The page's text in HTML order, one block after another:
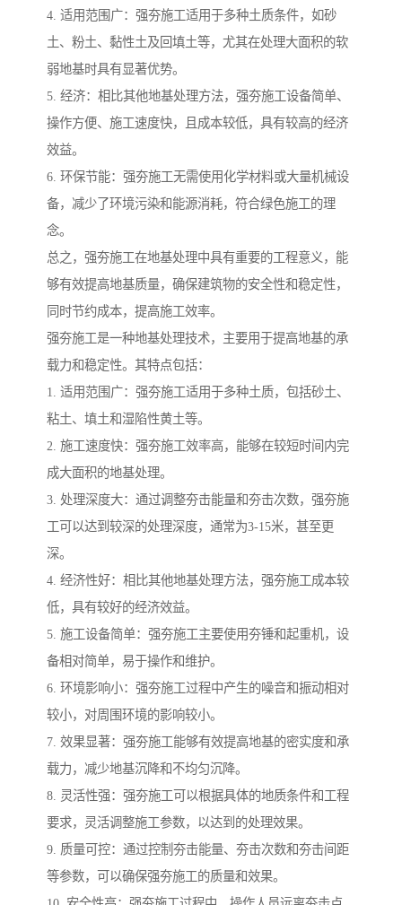
4. 适用范围广：强夯施工适用于多种土质条件，如砂
土、粉土、黏性土及回填土等，尤其在处理大面积的软
弱地基时具有显著优势。
5. 经济：相比其他地基处理方法，强夯施工设备简单、
操作方便、施工速度快，且成本较低，具有较高的经济
效益。
6. 环保节能：强夯施工无需使用化学材料或大量机械设
备，减少了环境污染和能源消耗，符合绿色施工的理
念。
总之，强夯施工在地基处理中具有重要的工程意义，能
够有效提高地基质量，确保建筑物的安全性和稳定性，
同时节约成本，提高施工效率。
强夯施工是一种地基处理技术，主要用于提高地基的承
载力和稳定性。其特点包括：
1. 适用范围广：强夯施工适用于多种土质，包括砂土、
粘土、填土和湿陷性黄土等。
2. 施工速度快：强夯施工效率高，能够在较短时间内完
成大面积的地基处理。
3. 处理深度大：通过调整夯击能量和夯击次数，强夯施
工可以达到较深的处理深度，通常为3-15米，甚至更
深。
4. 经济性好：相比其他地基处理方法，强夯施工成本较
低，具有较好的经济效益。
5. 施工设备简单：强夯施工主要使用夯锤和起重机，设
备相对简单，易于操作和维护。
6. 环境影响小：强夯施工过程中产生的噪音和振动相对
较小，对周围环境的影响较小。
7. 效果显著：强夯施工能够有效提高地基的密实度和承
载力，减少地基沉降和不均匀沉降。
8. 灵活性强：强夯施工可以根据具体的地质条件和工程
要求，灵活调整施工参数，以达到的处理效果。
9. 质量可控：通过控制夯击能量、夯击次数和夯击间距
等参数，可以确保强夯施工的质量和效果。